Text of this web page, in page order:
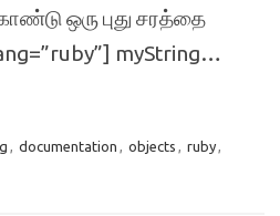
ஒரு புது சரத்தை
myString…
, documentation , objects , ruby,